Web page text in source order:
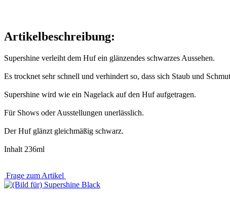
Artikelbeschreibung:
Supershine verleiht dem Huf ein glänzendes schwarzes Aussehen.
Es trocknet sehr schnell und verhindert so, dass sich Staub und
Supershine wird wie ein Nagelack auf den Huf aufgetragen.
Für Shows oder Ausstellungen unerlässlich.
Der Huf glänzt gleichmäßig schwarz.
Inhalt 236ml
Frage zum Artikel